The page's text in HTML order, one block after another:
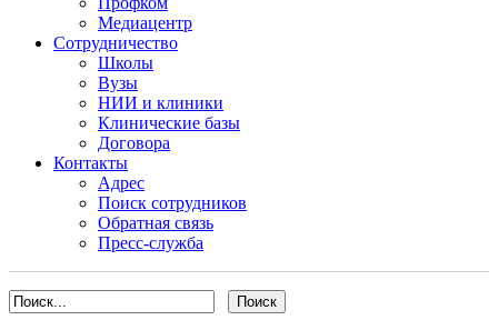
Медиацентр
Сотрудничество
Школы
Вузы
НИИ и клиники
Клинические базы
Договора
Контакты
Адрес
Поиск сотрудников
Обратная связь
Пресс-служба